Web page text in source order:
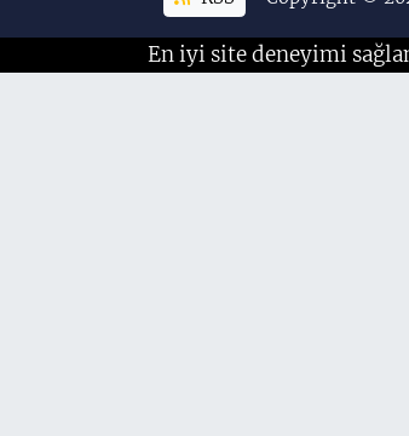
En iyi site deneyimi